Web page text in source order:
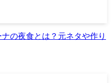
の夜食とは？元ネタや作り